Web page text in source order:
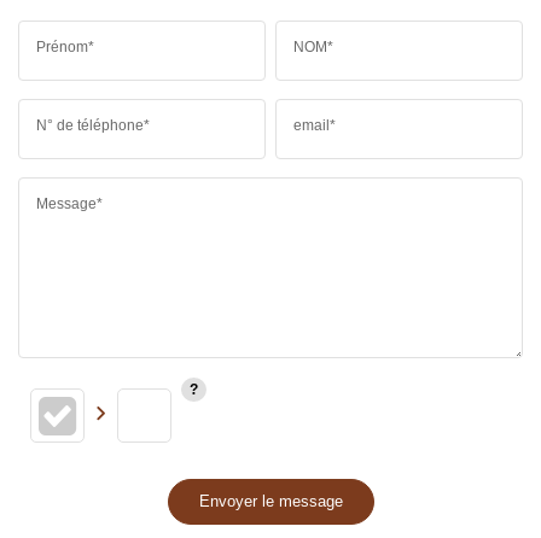
Prénom* NOM*
N° de téléphone* email*
Message*
Envoyer le message